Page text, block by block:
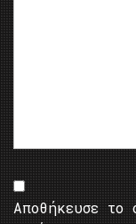
Αποθήκευσε